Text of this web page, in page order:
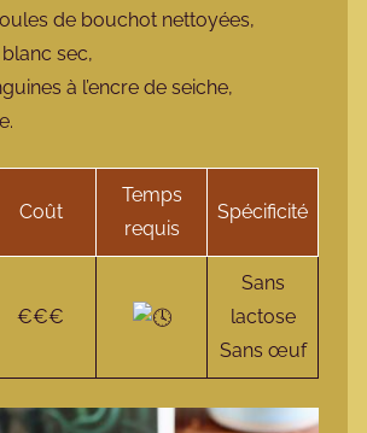
de bouchot nettoyées,
sec,
à l’encre de seiche,
Coût
Temps
requis
Spécificité
€€€
Sans
lactose
Sans œuf